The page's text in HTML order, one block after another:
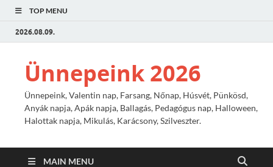
TOP MENU
2026.08.09.
Ünnepeink 2026
Ünnepeink, Valentin nap, Farsang, Nőnap, Húsvét, Pünkösd,
Anyák napja, Apák napja, Ballagás, Pedagógus nap, Halloween,
Halottak napja, Mikulás, Karácsony, Szilveszter.
MAIN MENU